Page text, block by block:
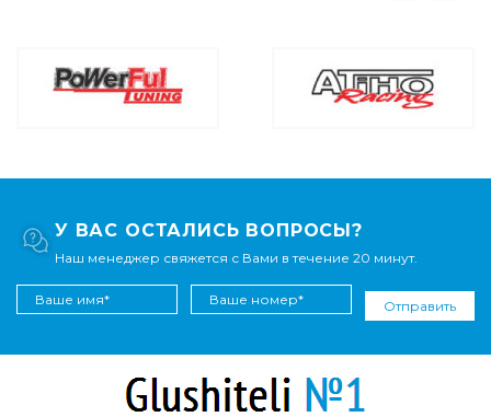
У ВАС ОСТАЛИСЬ ВОПРОСЫ?
Наш менеджер свяжется с Вами в течение 20 минут.
Отправить